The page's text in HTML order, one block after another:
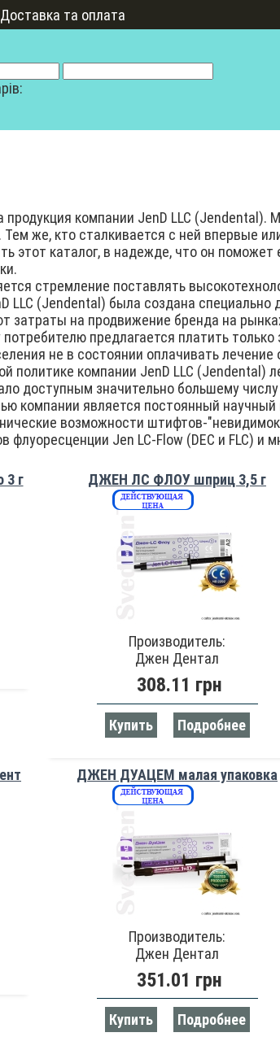
Доставка та оплата
компании JenD LLC (Jendental).
же, кто сталкивается с ней впервые
этот каталог, в надежде, что он
стремление поставлять
LLC (Jendental) была создана специально
затраты на продвижение бренда на
предлагается платить
не в состоянии оплачивать
политике компании JenD LLC (Jendental)
доступным значительно большему
компании является постоянный научный
возможности штифтов-
Jen LC-Flow (DEC и FLC) и
г ДЖЕН ЛС ФЛОУ шприц 3,5 г
Производитель:
Джен Дентал
308.11 грн
Купить Подробнее
ДЖЕН ДУАЦЕМ малая упаковка
Производитель:
Джен Дентал
351.01 грн
Купить Подробнее